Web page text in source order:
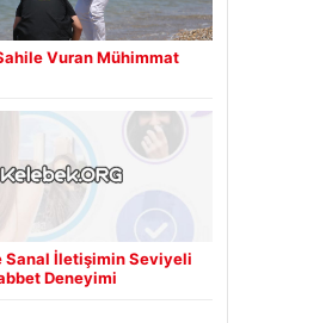
Vuran Mühimmat
Sanal İletişimin Seviyeli
Deneyimi